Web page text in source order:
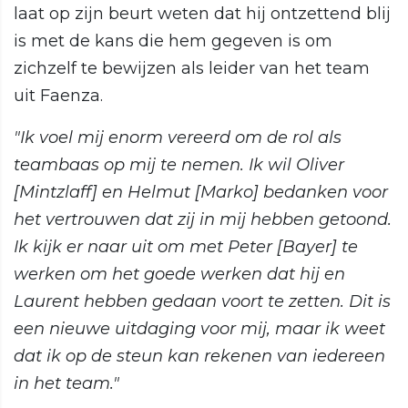
laat op zijn beurt weten dat hij ontzettend blij
is met de kans die hem gegeven is om
zichzelf te bewijzen als leider van het team
uit Faenza.
"Ik voel mij enorm vereerd om de rol als
teambaas op mij te nemen. Ik wil Oliver
[Mintzlaff] en Helmut [Marko] bedanken voor
het vertrouwen dat zij in mij hebben getoond.
Ik kijk er naar uit om met Peter [Bayer] te
werken om het goede werken dat hij en
Laurent hebben gedaan voort te zetten. Dit is
een nieuwe uitdaging voor mij, maar ik weet
dat ik op de steun kan rekenen van iedereen
in het team."